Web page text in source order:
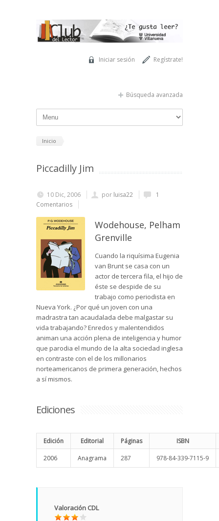
Regístrate!
Iniciar sesión
Búsqueda avanzada
Inicio
Piccadilly Jim
10 Dic, 2006 por luisa22
1
Comentarios
Wodehouse, Pelham
Grenville
Cuando la riquísima Eugenia
van Brunt se casa con un
actor de tercera fila, el hijo de
éste se despide de su
trabajo como periodista en
Nueva York. ¿Por qué un joven con una
madrastra tan acaudalada debe malgastar su
vida trabajando? Enredos y malentendidos
animan una acción plena de inteligencia y humor
que parodia el mundo de la alta sociedad inglesa
en contraste con el de los millonarios
norteamericanos de primera generación, hechos
a sí mismos.
Ediciones
Edición Editorial Páginas ISBN
2006 Anagrama 287 978-84-339-7115-9
Valoración CDL